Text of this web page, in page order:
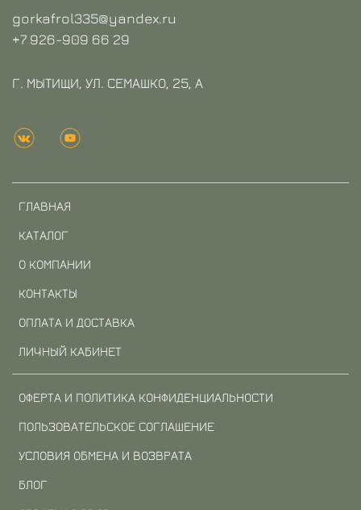
ГЛАВНАЯ
КАТАЛОГ
О КОМПАНИИ
КОНТАКТЫ
ОПЛАТА И ДОСТАВКА
ЛИЧНЫЙ КАБИНЕТ
ОФЕРТА И ПОЛИТИКА КОНФИДЕНЦИАЛЬНОСТИ
ПОЛЬЗОВАТЕЛЬСКОЕ СОГЛАШЕНИЕ
УСЛОВИЯ ОБМЕНА И ВОЗВРАТА
БЛОГ
gorkafrol335@yandex.ru
+7 926-909 66 29
Г. МЫТИЩИ, УЛ. СЕМАШКО, 25, А